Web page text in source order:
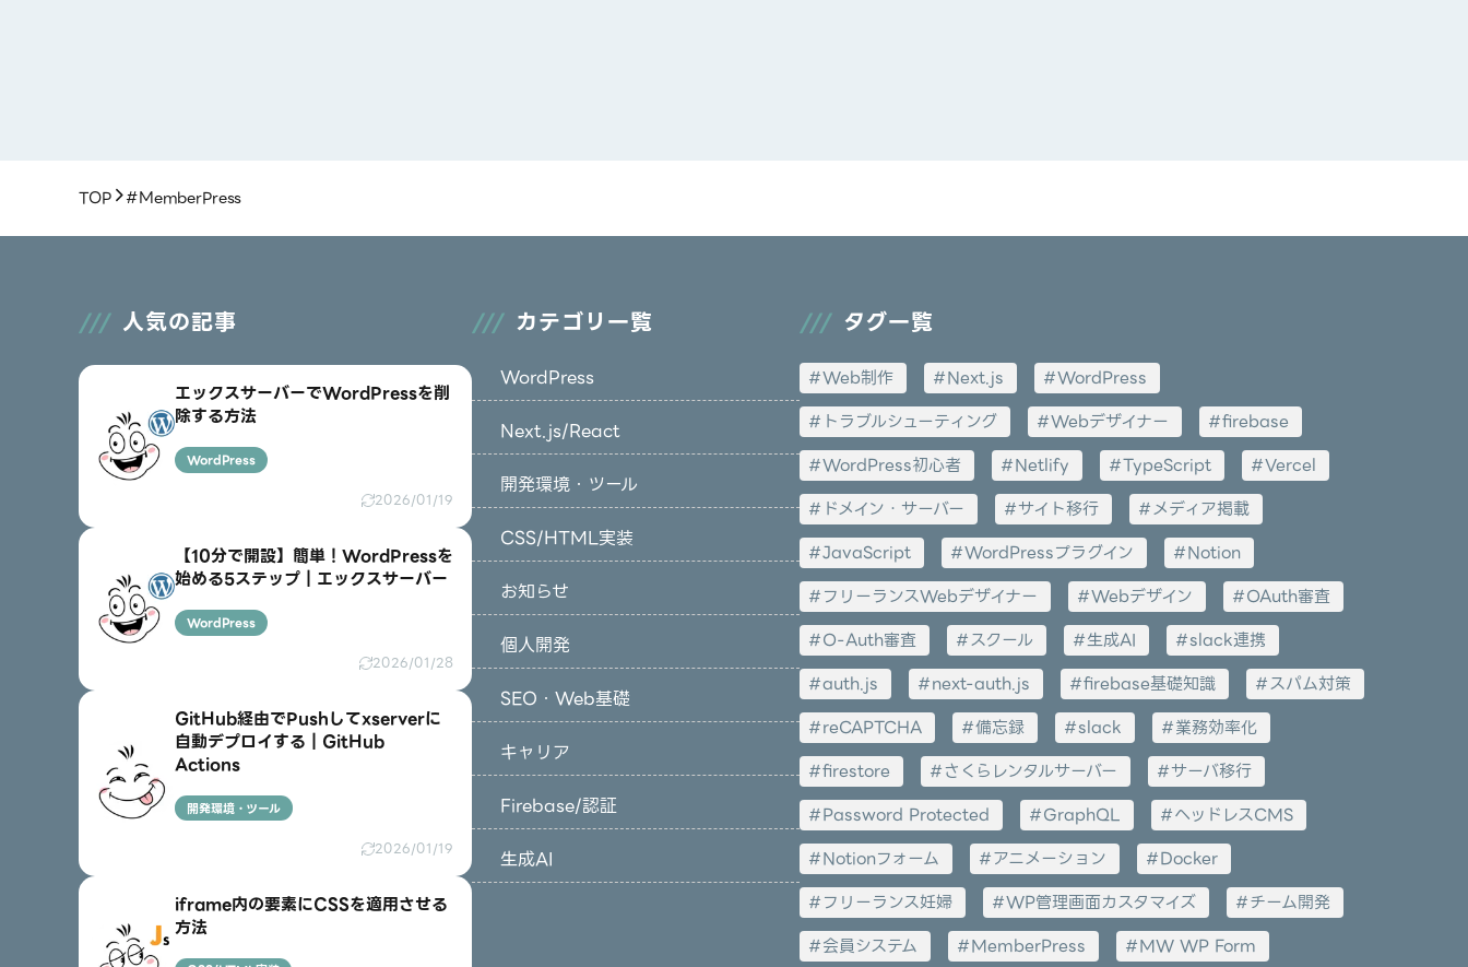
「MemberPress」で会員・非会員に対し
TOP #MemberPress
人気の記事
エックスサーバーでWordPressを削
除する方法
WordPress
2026/01/19
【10分で開設】簡単！WordPressを
始める5ステップ｜エックスサーバー
WordPress
2026/01/28
GitHub経由でPushしてxserverに
自動デプロイする｜GitHub
Actions
開発環境・ツール
2026/01/19
iframe内の要素にCSSを適用させる
方法
カテゴリ一覧
WordPress
Next.js/React
開発環境・ツール
CSS/HTML実装
お知らせ
個人開発
SEO・Web基礎
キャリア
Firebase/認証
生成AI
タグ一覧
Web制作 Next.js
WordPress
トラブルシューティング
Webデザイナー
firebase
WordPress初心者
Netlify TypeScript
Vercel
ドメイン・サーバー
サイト移行
メディア掲載
JavaScript
WordPressプラグイン
Notion
フリーランスWebデザイナー
Webデザイン
OAuth審査
O-Auth審査
スクール 生成AI
slack連携
auth.js
next-auth.js firebase基礎知識
スパム対策
reCAPTCHA
備忘録 slack
業務効率化
firestore
さくらレンタルサーバー
サーバ移行
Password Protected
GraphQL
ヘッドレスCMS
Notionフォーム
アニメーション
Docker
フリーランス妊婦
WP管理画面カスタマイズ
チーム開発
会員システム
MemberPress MW WP Form